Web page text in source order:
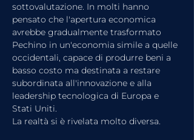
sottovalutazione. In molti hanno
pensato che l'apertura economica
avrebbe gradualmente trasformato
Pechino in un'economia simile a quelle
occidentali, capace di produrre beni a
basso costo ma destinata a restare
subordinata all'innovazione e alla
leadership tecnologica di Europa e
Stati Uniti.
La realtà si è rivelata molto diversa.